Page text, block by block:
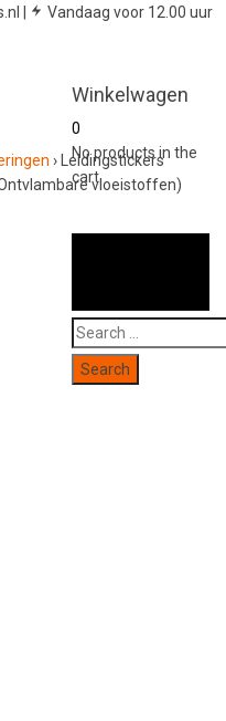
Vandaag voor 12.00 uur
Winkelwagen
0
No products in the
cart.
Search
for:
›
Leidingstickers
vloeistoffen)